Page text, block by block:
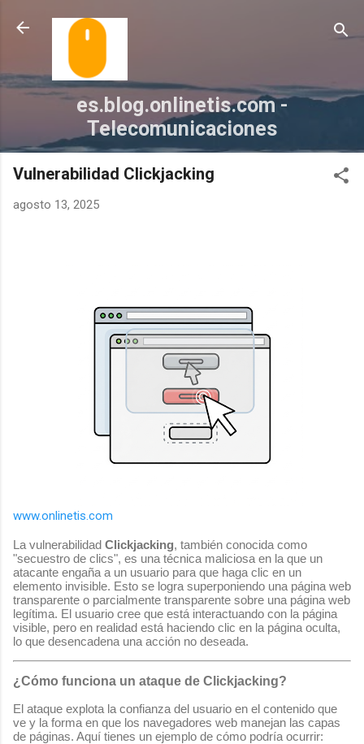
Ir al contenido principal
es.blog.onlinetis.com -
Telecomunicaciones
Vulnerabilidad Clickjacking
agosto 13, 2025
www.onlinetis.com
La vulnerabilidad Clickjacking, también conocida como
"secuestro de clics", es una técnica maliciosa en la que un
atacante engaña a un usuario para que haga clic en un
elemento invisible. Esto se logra superponiendo una página web
transparente o parcialmente transparente sobre una página web
legítima. El usuario cree que está interactuando con la página
visible, pero en realidad está haciendo clic en la página oculta,
lo que desencadena una acción no deseada.
¿Cómo funciona un ataque de Clickjacking?
El ataque explota la confianza del usuario en el contenido que
ve y la forma en que los navegadores web manejan las capas
de páginas. Aquí tienes un ejemplo de cómo podría ocurrir: